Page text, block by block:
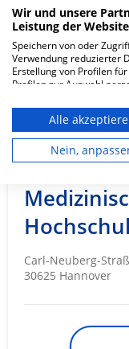
Carl-Neuberg-
30625 Hannover
Wir und unsere
Leistung der
Speichern von oder
Verwendung reduzierter
Erstellung von Profilen
Profilen zur Auswahl
personalisierter Inhalte.
Performance von
oder Kombinationen von
und Verbesserung der
Auswahl von Inhalten.
die USA gesendet werden.
Ihre Einwilligung und die
Website/App.
Partnerliste
Wir nutzen Ihre Daten für
IAB-Verarbeitungszwecke:
Speichern von
Alle
Nein,